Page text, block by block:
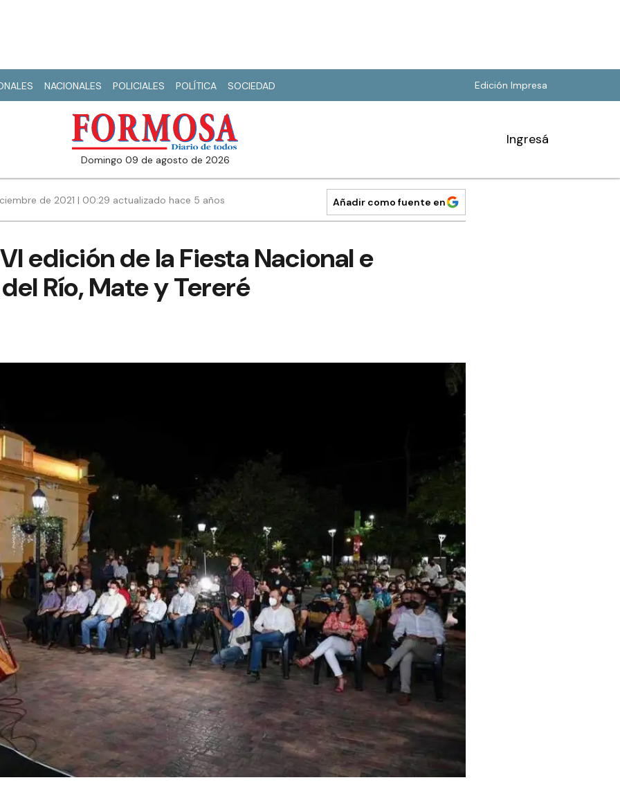
NACIONALES POLICIALES POLÍTICA SOCIEDAD Edición Impresa
domingo 09 de agosto de 2026
Ingresá
de 2021 | 00:29 actualizado hace 5 años Añadir como fuente en
edición de la Fiesta Nacional e
Río, Mate y Tereré